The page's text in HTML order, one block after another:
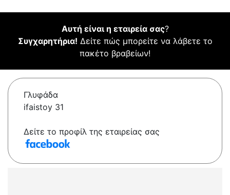
Αυτή είναι η εταιρεία σας?
Συγχαρητήρια! Δείτε πώς μπορείτε να λάβετε το
πακέτο βραβείων!
Γλυφάδα
ifaistoy 31
Δείτε το προφίλ της εταιρείας σας